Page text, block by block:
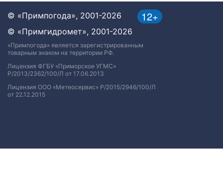
12+
© «Примпогода», 2001-2026
© «Примгидромет», 2001-2026
«Примпогода» является зарегистрированным
товарным знаком на территории РФ.
Лицензия ФГБУ «Приморское УГМС»
Р/2013/2362/100/Л от 17.06.2013
Лицензия ООО «Метеосервис» Р/2015/2946/100/Л
от 22.12.2015